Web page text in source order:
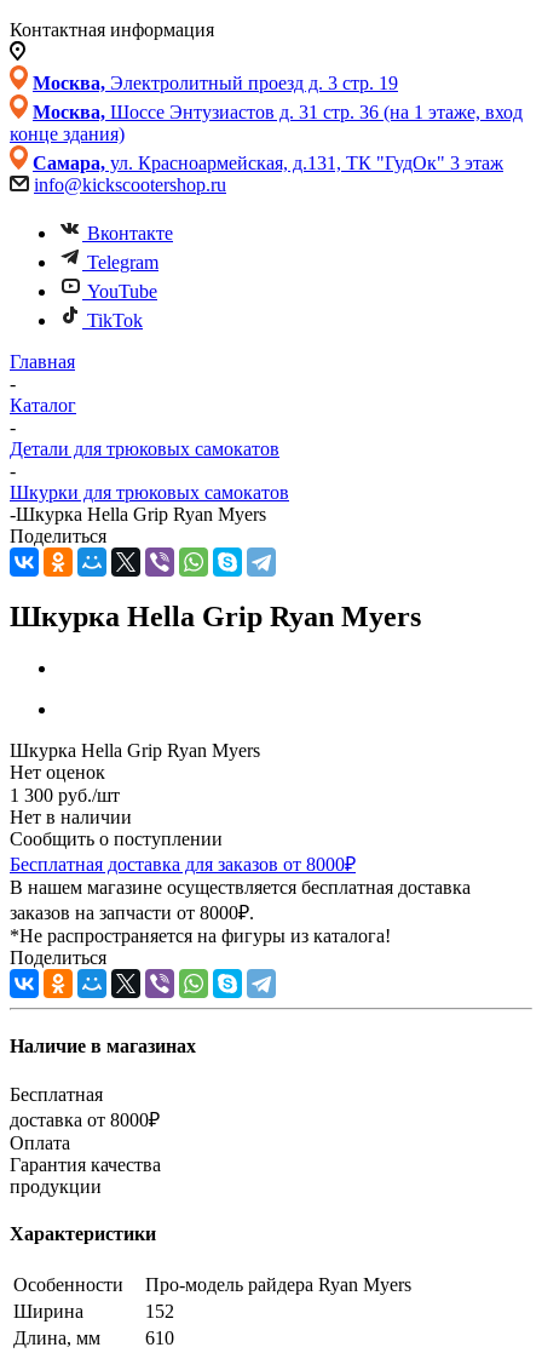
Контактная информация
Москва, Электролитный проезд д. 3 стр. 19
Москва, Шоссе Энтузиастов д. 31 стр. 36 (на 1 этаже, вход
конце здания)
Самара, ул. Красноармейская, д.131, ТК "ГудОк" 3 этаж
info@kickscootershop.ru
Вконтакте
Telegram
YouTube
TikTok
Главная
-
Каталог
-
Детали для трюковых самокатов
-
Шкурки для трюковых самокатов
-Шкурка Hella Grip Ryan Myers
Поделиться
Шкурка Hella Grip Ryan Myers
Шкурка Hella Grip Ryan Myers
Нет оценок
1 300 руб./шт
Нет в наличии
Сообщить о поступлении
Бесплатная доставка для заказов от 8000₽
В нашем магазине осуществляется бесплатная доставка
заказов на запчасти от 8000₽.
*Не распространяется на фигуры из каталога!
Поделиться
Наличие в магазинах
Бесплатная
доставка от 8000₽
Оплата
Гарантия качества
продукции
Характеристики
Особенности
Про-модель райдера Ryan Myers
Ширина
152
Длина, мм
610